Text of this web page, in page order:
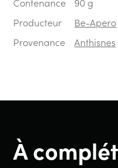
Producteur
Be-Apero
Provenance
Anthisnes
À